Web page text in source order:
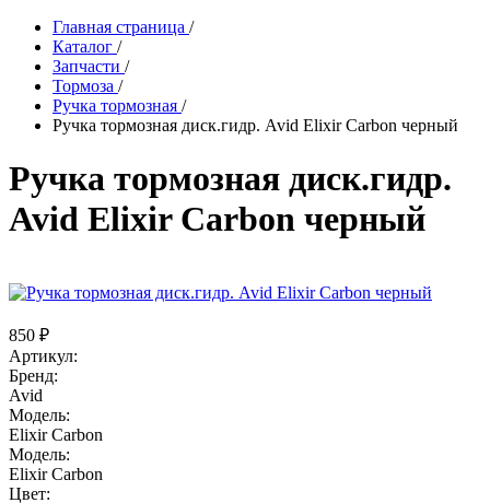
Главная страница /
Каталог /
Запчасти /
Тормоза /
Ручка тормозная /
Ручка тормозная диск.гидр. Avid Elixir Carbon черный
Ручка тормозная диск.гидр.
Avid Elixir Carbon черный
850 ₽
Артикул:
Бренд:
Avid
Модель:
Elixir Carbon
Модель:
Elixir Carbon
Цвет: